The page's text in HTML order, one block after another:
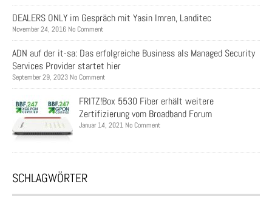
DEALERS ONLY im Gespräch mit Yasin Imren, Landitec
November 24, 2016 No Comment
ADN auf der it-sa: Das erfolgreiche Business als Managed Security
Services Provider startet hier
September 29, 2023 No Comment
FRITZ!Box 5530 Fiber erhält weitere
Zertifizierung vom Broadband Forum
Januar 14, 2021 No Comment
SCHLAGWÖRTER